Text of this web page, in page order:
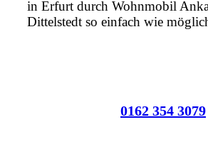
in Erfurt durch Wohnmobil
Dittelstedt so einfach wie
0162 354 3079